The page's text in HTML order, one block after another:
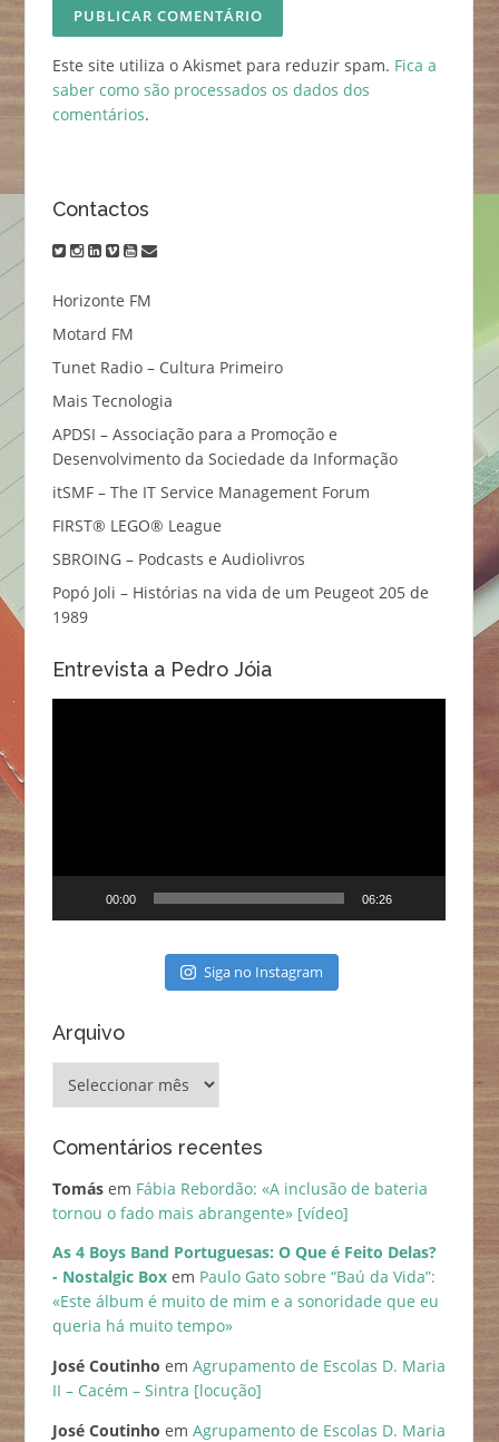
Este site utiliza o Akismet para reduzir spam. Fica a
saber como são processados os dados dos
comentários.
Contactos
twitter
instagram
linkedin
vimeoyoutube
email
Horizonte FM
Motard FM
Tunet Radio – Cultura Primeiro
Mais Tecnologia
APDSI – Associação para a Promoção e
Desenvolvimento da Sociedade da Informação
itSMF – The IT Service Management Forum
FIRST® LEGO® League
SBROING – Podcasts e Audiolivros
Popó Joli – Histórias na vida de um Peugeot 205 de
1989
Entrevista a Pedro Jóia
00:00 06:26
Siga no Instagram
Arquivo
Comentários recentes
Tomásem Fábia Rebordão: «A inclusão de bateria
tornou o fado mais abrangente» [vídeo]
As 4 Boys Band Portuguesas: O Que é Feito Delas?
- Nostalgic Boxem Paulo Gato sobre “Baú da Vida”:
«Este álbum é muito de mim e a sonoridade que eu
queria há muito tempo»
José Coutinho em Agrupamento de Escolas D. Maria
II – Cacém – Sintra [locução]
José Coutinho em Agrupamento de Escolas D. Maria